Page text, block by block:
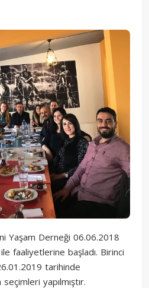
Yaşam Derneği 06.06.2018
faaliyetlerine başladı. Birinci
tarihinde
yapılmıştır.